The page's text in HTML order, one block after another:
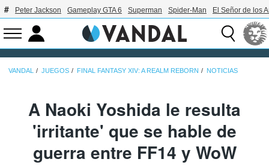
Peter Jackson Gameplay GTA 6 Superman Spider-Man El Señor de los
VANDAL JUEGOS FINAL FANTASY XIV: A REALM REBORN NOTICIAS
A Naoki Yoshida le resulta
'irritante' que se hable de
guerra entre FF14 y WoW